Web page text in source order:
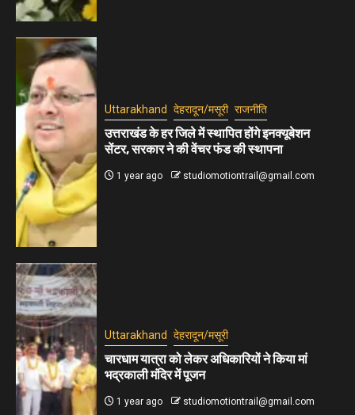
Uttarakhand देहरादून/मसूरी राजनीति
उत्तराखंड के हर जिले में स्थापित होंगे इनक्यूबेशन
सेंटर, सरकार ने की वेंचर फंड की स्थापना
1 year ago studiomotiontrail@gmail.com
Uttarakhand देहरादून/मसूरी
चारधाम यात्रा को लेकर अधिकारियों ने किया मां
भद्रकाली मंदिर में पूजन
1 year ago studiomotiontrail@gmail.com